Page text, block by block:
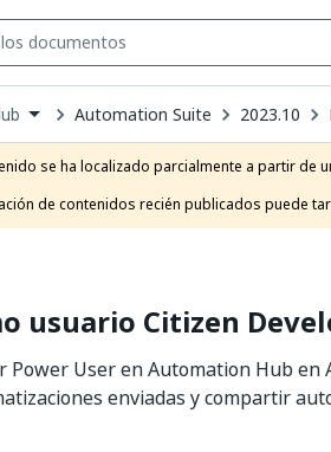
Automation Suite 2023.10
se ha localizado parcialmente a partir de
de contenidos recién publicados puede
usuario Citizen
Power User en Automation Hub en
enviadas y compartir